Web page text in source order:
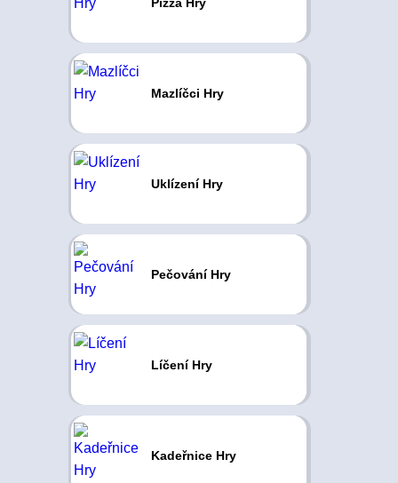
Mazlíčci Hry
Uklízení Hry
Pečování Hry
Líčení Hry
Kadeřnice Hry